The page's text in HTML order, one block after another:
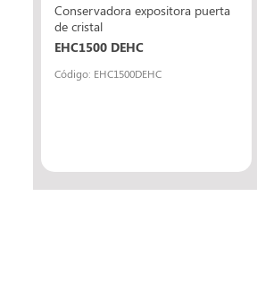
Conservadora expositora puerta
de cristal
EHC1500 DEHC
Código: EHC1500DEHC